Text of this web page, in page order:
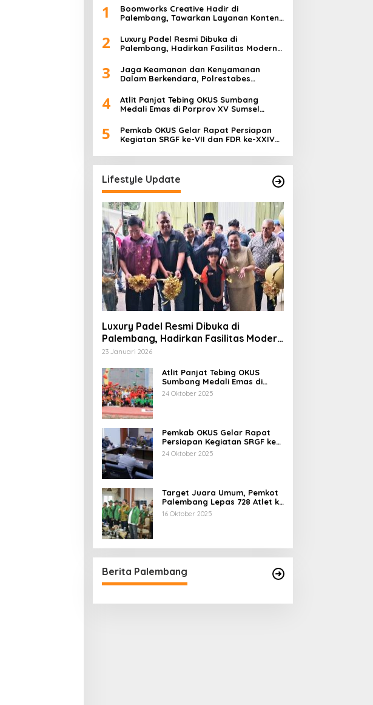
1
Boomworks Creative Hadir di
Palembang, Tawarkan Layanan Konten
Creator
2
Luxury Padel Resmi Dibuka di
Palembang, Hadirkan Fasilitas Modern
3
Jaga Keamanan dan Kenyamanan
Dalam Berkendara, Polrestabes
2025
4
Atlit Panjat Tebing OKUS Sumbang
Medali Emas di Porprov XV Sumsel
5
Pemkab OKUS Gelar Rapat Persiapan
Kegiatan SRGF ke-VII dan FDR ke-XXIV
Lifestyle Update
Luxury Padel Resmi Dibuka di
Palembang, Hadirkan Fasilitas Modern
Berstandar Nasional
23 Januari 2026
Atlit Panjat Tebing OKUS
Sumbang Medali Emas di
Porprov XV Sumsel Tahun
2025.
24 Oktober 2025
Pemkab OKUS Gelar Rapat
Persiapan Kegiatan SRGF ke-
VII dan FDR ke-XXIV Tahun
2025
24 Oktober 2025
Target Juara Umum, Pemkot
Palembang Lepas 728 Atlet ke
Porprov XV Muba
16 Oktober 2025
Berita Palembang